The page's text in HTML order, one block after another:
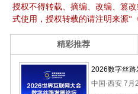
授权不得转载、摘编、改编、篡
式使用，授权转载的请注明来源“